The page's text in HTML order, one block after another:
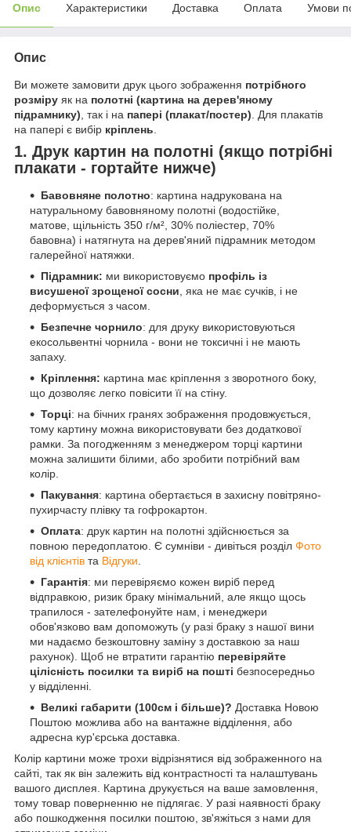
Опис Характеристики Доставка Оплата Умови
Опис
Ви можете замовити друк цього зображення потрібного
розміру як на полотні (картина на дерев'яному
підрамнику) , так і на папері (плакат/постер) . Для плакатів
на папері є вибір кріплень
1. Друк картин на полотні (якщо потрібні
плакати - гортайте нижче)
Бавовняне полотно: картина надрукована на
натуральному бавовняному полотні (водостійке,
матове, щільність 350 г/м², 30% поліестер, 70%
бавовна) і натягнута на дерев'яний підрамник методом
галерейної натяжки.
Підрамник: ми використовуємо профіль із
висушеної зрощеної сосни, яка не має сучків, і не
деформується з часом.
Безпечне чорнило: для друку використовуються
екосольвентні чорнила - вони не токсичні і не мають
запаху.
Кріплення: картина має кріплення з зворотного боку,
що дозволяє легко повісити її на стіну.
Торці: на бічних гранях зображення продовжується,
тому картину можна використовувати без додаткової
рамки. За погодженням з менеджером торці картини
можна залишити білими, або зробити потрібний вам
колір.
Пакування: картина обертається в захисну повітряно-
пухирчасту плівку та гофрокартон.
Оплата: друк картин на полотні здійснюється за
повною передоплатою. Є сумніви - дивіться розділ Фото
від клієнтів та Відгуки.
Гарантія: ми перевіряємо кожен виріб перед
відправкою, ризик браку мінімальний, але якщо щось
трапилося - зателефонуйте нам, і менеджери
обов'язково вам допоможуть (у разі браку з нашої вини
ми надаємо безкоштовну заміну з доставкою за наш
рахунок). Щоб не втратити гарантію перевіряйте
цілісність посилки та виріб на пошті безпосередньо
у відділенні.
Великі габарити (100см і більше)? Доставка Новою
Поштою можлива або на вантажне відділення, або
адресна кур'єрська доставка.
Колір картини може трохи відрізнятися від зображенного на
сайті, так як він залежить від контрастності та налаштувань
вашого дисплея. Картина друкується на ваше замовлення,
тому товар поверненню не підлягає. У разі наявності браку
або пошкодження посилки поштою, зв'яжіться з нами для